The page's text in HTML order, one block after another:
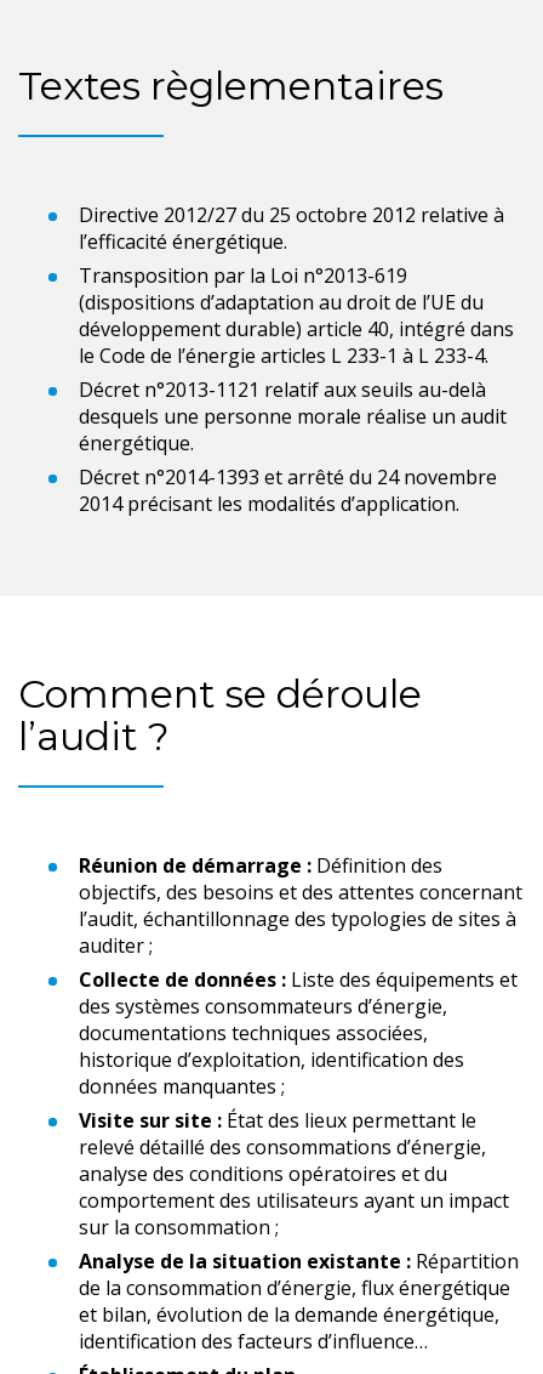
Textes règlementaires
Directive 2012/27 du 25 octobre 2012 relative à
l’efficacité énergétique.
Transposition par la Loi n°2013-619
(dispositions d’adaptation au droit de l’UE du
développement durable) article 40, intégré dans
le Code de l’énergie articles L 233-1 à L 233-4.
Décret n°2013-1121 relatif aux seuils au-delà
desquels une personne morale réalise un audit
énergétique.
Décret n°2014-1393 et arrêté du 24 novembre
2014 précisant les modalités d’application.
Comment se déroule
l’audit ?
Réunion de démarrage : Définition des
objectifs, des besoins et des attentes concernant
l’audit, échantillonnage des typologies de sites à
auditer ;
Collecte de données : Liste des équipements et
des systèmes consommateurs d’énergie,
documentations techniques associées,
historique d’exploitation, identification des
données manquantes ;
Visite sur site : État des lieux permettant le
relevé détaillé des consommations d’énergie,
analyse des conditions opératoires et du
comportement des utilisateurs ayant un impact
sur la consommation ;
Analyse de la situation existante : Répartition
de la consommation d’énergie, flux énergétique
et bilan, évolution de la demande énergétique,
identification des facteurs d’influence…